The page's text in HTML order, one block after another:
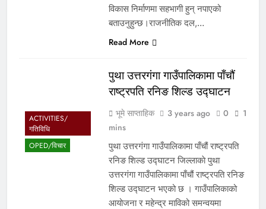
विकास निर्माणमा सहभागी हुन् नपाएको
बताउनुहुन्छ।राजनीतिक दल,…
Read More
ACTIVITIES/
गतिविधि
OPED/विचार
पुथा उत्तरगंगा गाउँपालिकामा पाँचौं
राष्ट्रपति रनिङ शिल्ड उद्घाटन
भूमे साप्ताहिक 3 years ago 0
1
mins
पुथा उत्तरगंगा गाउँपालिकामा पाँचौं राष्ट्रपति
रनिङ शिल्ड उद्घाटन जिल्लाकाे पुथा
उत्तरगंगा गाउँपालिकामा पाँचौं राष्ट्रपति रनिङ
शिल्ड उद्घाटन भएको छ । गाउँपालिकाको
आयोजना र महेन्द्र माविको समन्वयमा